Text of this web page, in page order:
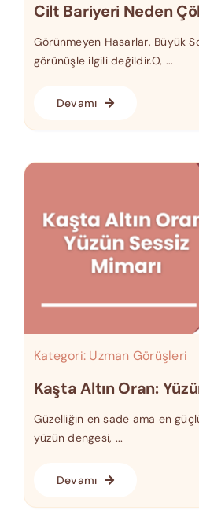
Cilt Bariyeri Neden
Görünmeyen Hasarlar, Büyük
görünüşle ilgili değildir.O, ...
Devamı
Kategori: Uzman Görüşleri
Kaşta Altın Oran:
Güzelliğin en sade ama en
yüzün dengesi, ...
Devamı